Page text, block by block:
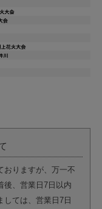
おりますが、万一不
後、営業日7日以内
しては、営業日7日